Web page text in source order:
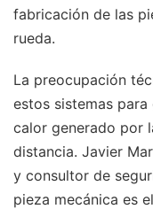
fabricación de las
rueda.
La preocupación
estos sistemas
calor generado por
distancia. Javier
y consultor de
pieza mecánica es